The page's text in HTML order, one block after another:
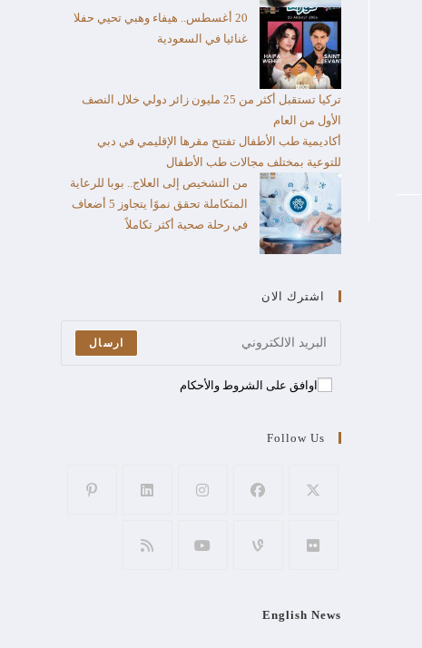
20 أغسطس.. هيفاء وهبي تحيي حفلا
غنائيا في السعودية
تركيا تستقبل أكثر من 25 مليون زائر دولي خلال النصف
الأول من العام​
أكاديمية طب الأطفال تفتتح مقرها الإقليمي في دبي
للتوعية بمختلف مجالات طب الأطفال
من التشخيص إلى العلاج.. بوبا للرعاية
المتكاملة تحقق نموًا يتجاوز 5 أضعاف
في رحلة صحية أكثر تكاملاً
اشترك الان
ارسال
اوافق على الشروط والأحكام
Follow Us
English News